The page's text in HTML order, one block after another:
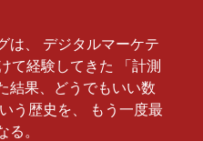
は、 デジタルマーケテ
て経験してきた 「計測
結果、どうでもいい数
う歴史を、 もう一度最
る。